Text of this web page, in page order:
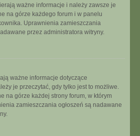
ważne informacje i należy zawsze je
na górze każdego forum i w panelu
Uprawnienia zamieszczania
przez administratora witryny.
ważne informacje dotyczące
je przeczytać, gdy tylko jest to możliwe.
na górze każdej strony forum, w którym
zamieszczania ogłoszeń są nadawane